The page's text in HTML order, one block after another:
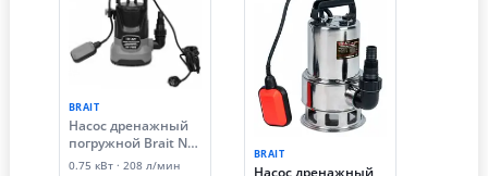
BRAIT
Насос дренажный
погружной Brait ND-
750C (0.75 кВт,
0.75 кВт · 208 л/мин
BRAIT